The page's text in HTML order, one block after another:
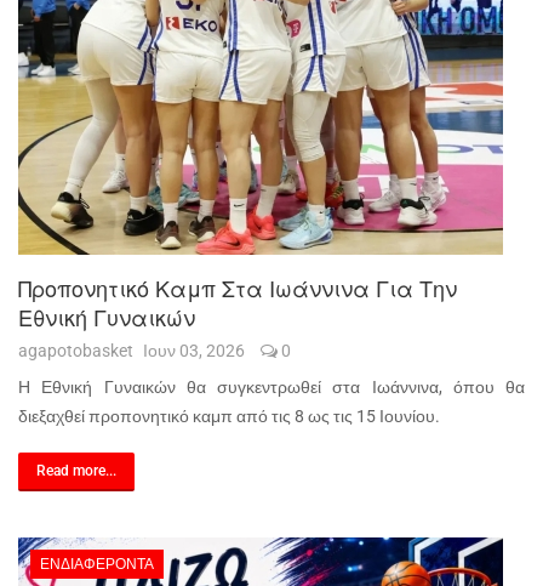
Προπονητικό Καμπ Στα Ιωάννινα Για Την
Εθνική Γυναικών
agapotobasket Ιουν 03, 2026
0
Η Εθνική Γυναικών θα συγκεντρωθεί στα Ιωάννινα, όπου θα
διεξαχθεί προπονητικό καμπ από τις 8 ως τις 15 Ιουνίου.
Read more...
ΕΝΔΙΑΦΈΡΟΝΤΑ